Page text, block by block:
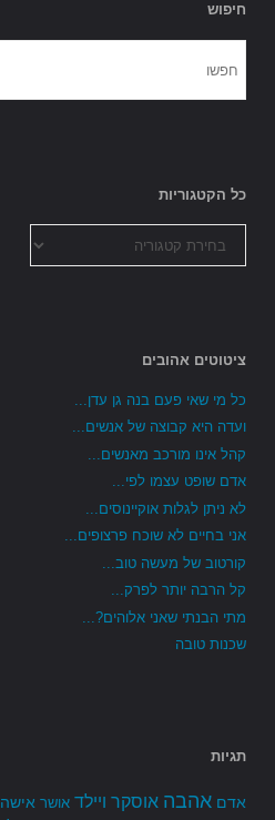
חיפוש
כל הקטגוריות
הקטגוריות
ציטוטים אהובים
כל מי שאי פעם בנה גן עדן...
ועדה היא קבוצה של אנשים...
קהל אינו מורכב מאנשים...
אדם שופט עצמו לפי...
לא ניתן לגלות אוקיינוסים...
אני בחיים לא שוכח פרצופים...
קורטוב של מעשה טוב...
קל הרבה יותר לפרק...
מתי הבנתי שאני אלוהים?...
שכנות טובה
תגיות
אדם אהבה אוסקר ויילד אושר אישה